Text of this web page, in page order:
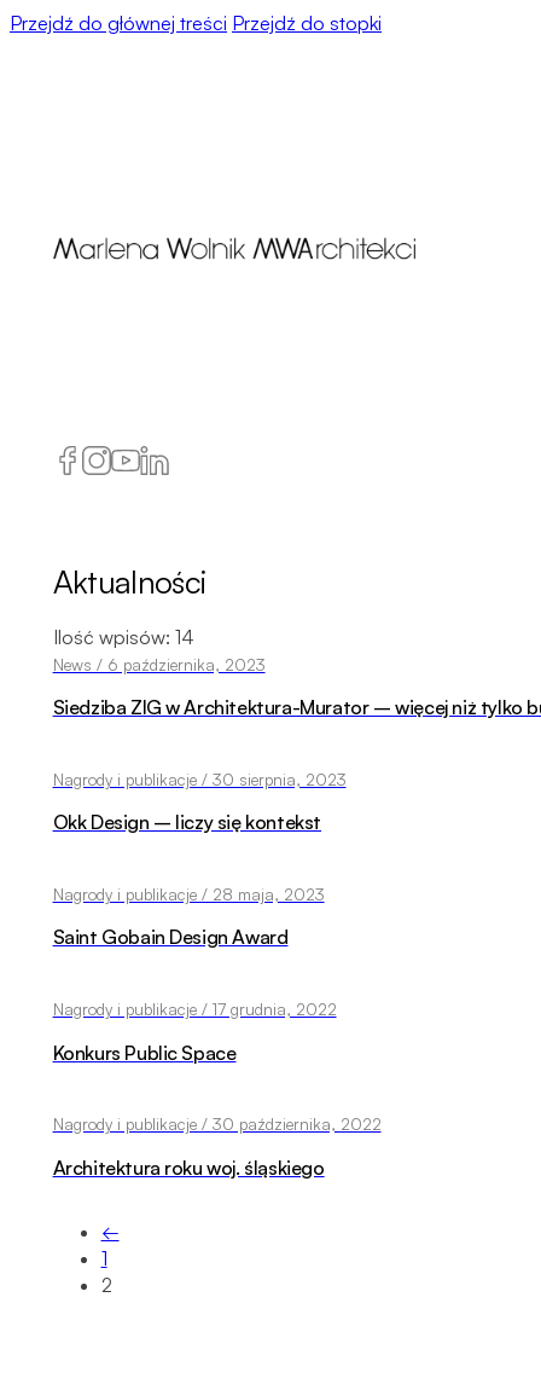
Przejdź do głównej treści Przejdź do stopki
Aktualności
Ilość wpisów: 14
News / 6 października, 2023
Siedziba ZIG w Architektura-Murator – więcej niż tylko
Nagrody i publikacje / 30 sierpnia, 2023
Okk Design – liczy się kontekst
Nagrody i publikacje / 28 maja, 2023
Saint Gobain Design Award
Nagrody i publikacje / 17 grudnia, 2022
Konkurs Public Space
Nagrody i publikacje / 30 października, 2022
Architektura roku woj. śląskiego
←
1
2